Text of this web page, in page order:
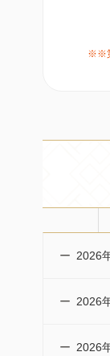
※※
2026
2026
2026